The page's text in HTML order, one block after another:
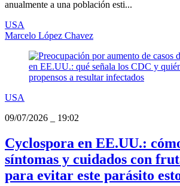
anualmente a una población esti...
USA
Marcelo López Chavez
USA
09/07/2026
19:02
Cyclospora en EE.UU.:
síntomas y cuidados con
para evitar este parásito